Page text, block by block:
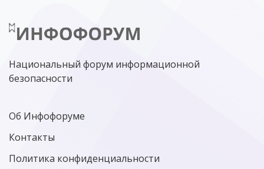
Национальный форум информационной
безопасности
Об Инфофоруме
Контакты
Политика конфиденциальности